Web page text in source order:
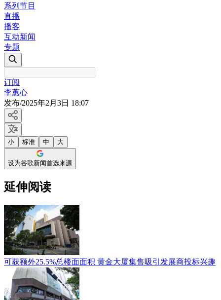
系列节目
直播
播客
互动新闻
专题
订阅
李蕙心
发布/2025年2月3日 18:07
小 标准 中 大
设为谷歌新闻首选来源
延伸阅读
可获额外25.5%总楼面面积 黄金大厦集售吸引发展商投标兴趣